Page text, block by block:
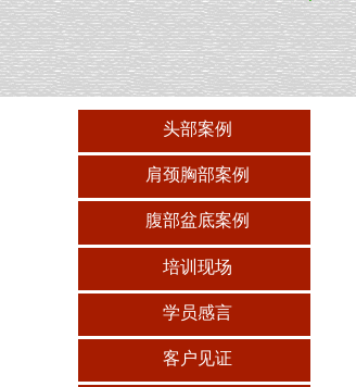
头部案例
肩颈胸部案例
腹部盆底案例
培训现场
学员感言
客户见证